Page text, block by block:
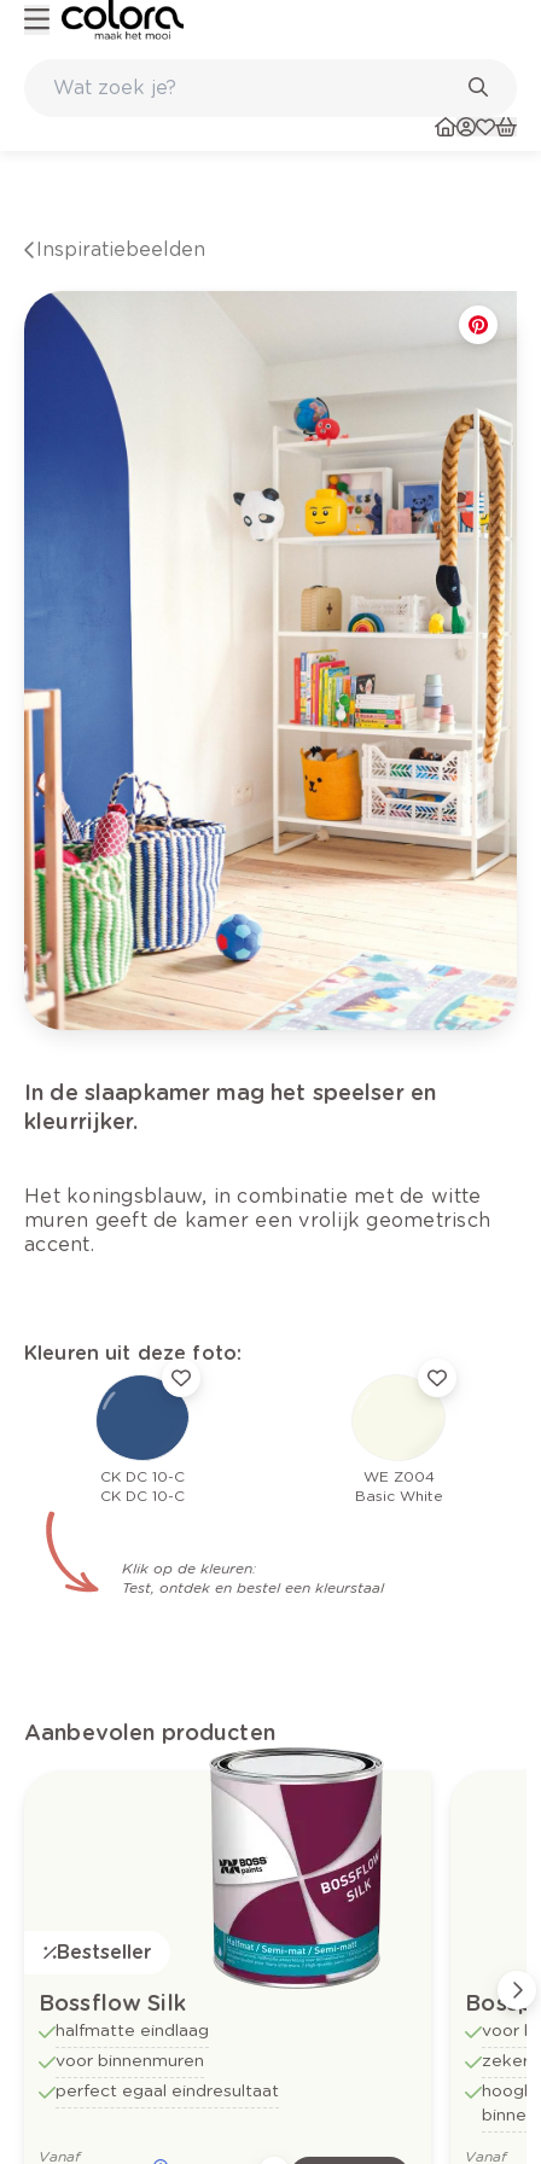
Inspiratiebeelden
In de slaapkamer mag het speelser en
kleurrijker.
Het koningsblauw, in combinatie met de witte
muren geeft de kamer een vrolijk geometrisch
accent.
Kleuren uit deze foto:
CK DC 10-C
CK DC 10-C
WE Z004
Basic White
Klik op de kleuren:
Test, ontdek en bestel een kleurstaal
Aanbevolen producten
Bestseller
Bossflow Silk
halfmatte eindlaag
voor binnenmuren
perfect egaal eindresultaat
Vanaf
voor
Vanaf